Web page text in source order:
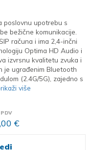
poslovnu upotrebu s
bežične komunikacije.
računa i ima 2,4-inčni
Optima HD Audio i
izvrsnu kvalitetu zvuka i
je ugrađenim Bluetooth
(2.4G/5G), zajedno s
više
€